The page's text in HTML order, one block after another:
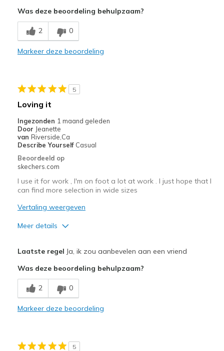
Breathe Well
Comfortable
Beste toepassingen
Width
Sizing
Feels true to size
View On Shoes
Was deze beoordeling behulpzaam?
2 0
Markeer deze beoordeling
5
Loving it
Ingezonden 1 maand geleden
Door Jeanette
van Riverside,Ca
Describe Yourself Casual
Beoordeeld op
skechers.com
I use it for work , I'm on foot a lot at work . I just hope that I
can find more selection in wide sizes
Vertaling weergeven
Meer details
Breathe Well
Comfortable
Laatste regel Ja, ik zou aanbevelen aan een vriend
Was deze beoordeling behulpzaam?
2 0
Markeer deze beoordeling
5